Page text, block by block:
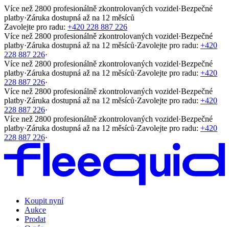
Více než 2800 profesionálně zkontrolovaných vozidel·Bezpečné
platby·Záruka dostupná až na 12 měsíců
Zavolejte pro radu: +420 228 887 226
Více než 2800 profesionálně zkontrolovaných vozidel·Bezpečné
platby·Záruka dostupná až na 12 měsíců·Zavolejte pro radu: +420
228 887 226·
Více než 2800 profesionálně zkontrolovaných vozidel·Bezpečné
platby·Záruka dostupná až na 12 měsíců·Zavolejte pro radu: +420
228 887 226·
Více než 2800 profesionálně zkontrolovaných vozidel·Bezpečné
platby·Záruka dostupná až na 12 měsíců·Zavolejte pro radu: +420
228 887 226·
Více než 2800 profesionálně zkontrolovaných vozidel·Bezpečné
platby·Záruka dostupná až na 12 měsíců·Zavolejte pro radu: +420
228 887 226·
Koupit nyní
Aukce
Prodat